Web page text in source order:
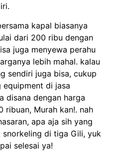
kapal biasanya
dari 200 ribu dengan
juga menyewa perahu
lebih mahal. kalau
sendiri juga bisa, cukup
equipment di jasa
disana dengan harga
ribuan, Murah kan!. nah
apa aja sih yang
snorkeling di tiga Gili, yuk
selesai ya!